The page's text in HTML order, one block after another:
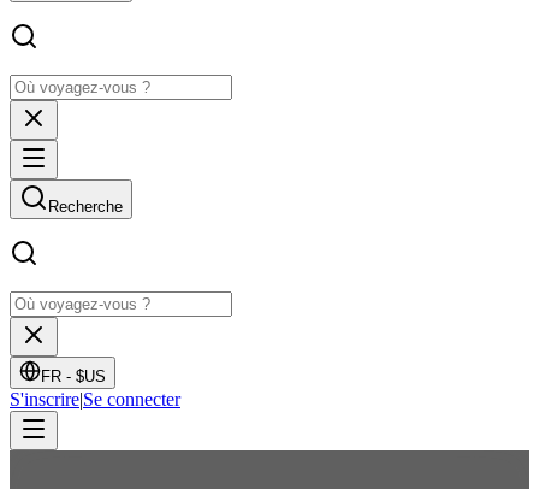
Recherche
FR - $US
S'inscrire|Se connecter